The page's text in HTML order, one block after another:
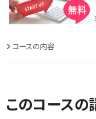
コースの内容
このコースの